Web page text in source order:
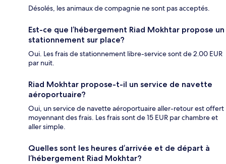
Désolés, les animaux de compagnie ne sont pas acceptés.
Est-ce que l’hébergement Riad Mokhtar propose un
stationnement sur place?
Oui. Les frais de stationnement libre-service sont de 2.00 EUR
par nuit.
Riad Mokhtar propose-t-il un service de navette
aéroportuaire?
Oui, un service de navette aéroportuaire aller-retour est offert
moyennant des frais. Les frais sont de 15 EUR par chambre et
aller simple.
Quelles sont les heures d’arrivée et de départ à
l’hébergement Riad Mokhtar?